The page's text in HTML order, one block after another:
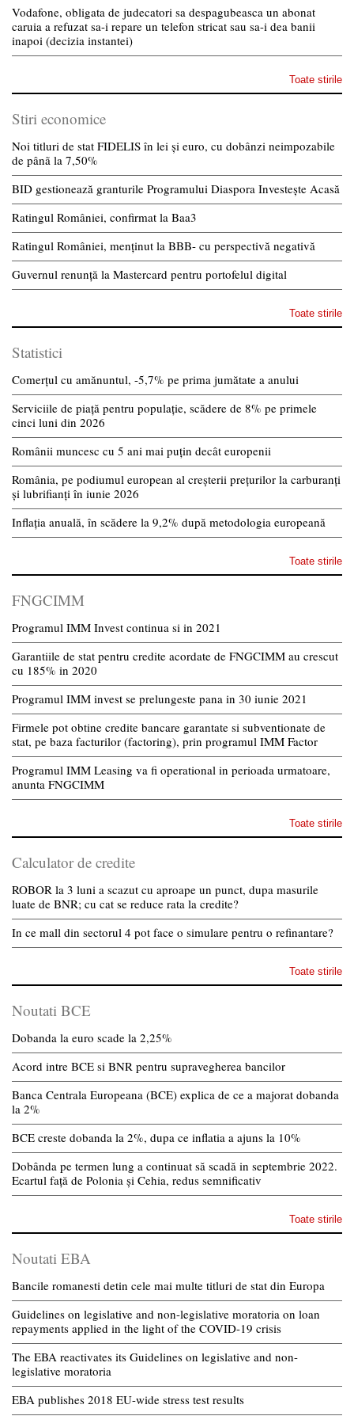
Vodafone, obligata de judecatori sa despagubeasca un abonat
caruia a refuzat sa-i repare un telefon stricat sau sa-i dea banii
inapoi (decizia instantei)
Toate stirile
Stiri economice
Noi titluri de stat FIDELIS în lei și euro, cu dobânzi neimpozabile
de pânã la 7,50%
BID gestionează granturile Programului Diaspora Investește Acasă
Ratingul României, confirmat la Baa3
Ratingul României, menținut la BBB- cu perspectivă negativă
Guvernul renunță la Mastercard pentru portofelul digital
Toate stirile
Statistici
Comerțul cu amănuntul, -5,7% pe prima jumătate a anului
Serviciile de piață pentru populație, scădere de 8% pe primele
cinci luni din 2026
Românii muncesc cu 5 ani mai puțin decât europenii
România, pe podiumul european al creșterii prețurilor la carburanți
și lubrifianți în iunie 2026
Inflația anuală, în scădere la 9,2% după metodologia europeană
Toate stirile
FNGCIMM
Programul IMM Invest continua si in 2021
Garantiile de stat pentru credite acordate de FNGCIMM au crescut
cu 185% in 2020
Programul IMM invest se prelungeste pana in 30 iunie 2021
Firmele pot obtine credite bancare garantate si subventionate de
stat, pe baza facturilor (factoring), prin programul IMM Factor
Programul IMM Leasing va fi operational in perioada urmatoare,
anunta FNGCIMM
Toate stirile
Calculator de credite
ROBOR la 3 luni a scazut cu aproape un punct, dupa masurile
luate de BNR; cu cat se reduce rata la credite?
In ce mall din sectorul 4 pot face o simulare pentru o refinantare?
Toate stirile
Noutati BCE
Dobanda la euro scade la 2,25%
Acord intre BCE si BNR pentru supravegherea bancilor
Banca Centrala Europeana (BCE) explica de ce a majorat dobanda
la 2%
BCE creste dobanda la 2%, dupa ce inflatia a ajuns la 10%
Dobânda pe termen lung a continuat să scadă in septembrie 2022.
Ecartul față de Polonia și Cehia, redus semnificativ
Toate stirile
Noutati EBA
Bancile romanesti detin cele mai multe titluri de stat din Europa
Guidelines on legislative and non-legislative moratoria on loan
repayments applied in the light of the COVID-19 crisis
The EBA reactivates its Guidelines on legislative and non-
legislative moratoria
EBA publishes 2018 EU-wide stress test results